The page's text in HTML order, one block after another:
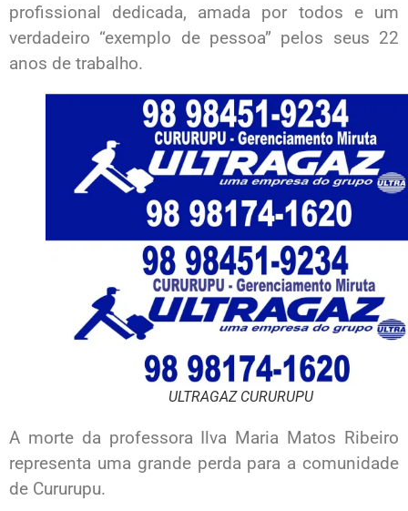
profissional dedicada, amada por todos e um
verdadeiro “exemplo de pessoa” pelos seus 22
anos de trabalho.
ULTRAGAZ CURURUPU
A morte da professora Ilva Maria Matos Ribeiro
representa uma grande perda para a comunidade
de Cururupu.